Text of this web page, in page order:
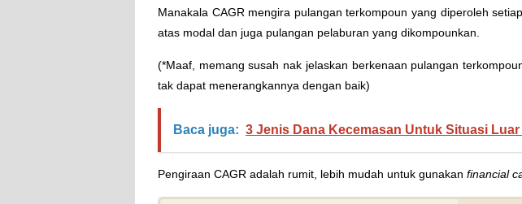
Manakala CAGR mengira pulangan terkompoun yang diperoleh
atas modal dan juga pulangan pelaburan yang dikompounkan.
(*Maaf, memang susah nak jelaskan berkenaan pulangan
tak dapat menerangkannya dengan baik)
Baca juga: 3 Jenis Dana Kecemasan Untuk Situasi Luar
Pengiraan CAGR adalah rumit, lebih mudah untuk gunakan financial